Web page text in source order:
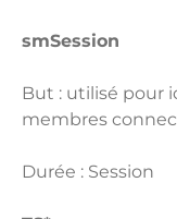
smSession
But : utilisé pour
membres
Durée : Session